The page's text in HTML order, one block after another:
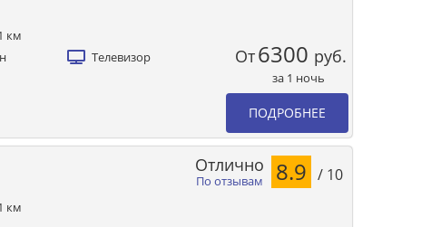
км
Телевизор От6300 руб.
за 1 ночь
ПОДРОБНЕЕ
км
По отзывам
Отлично 8.9 / 10